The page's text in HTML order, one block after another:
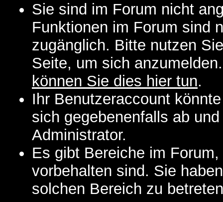
Sie sind im Forum nicht
Funktionen im Forum sind
zugänglich. Bitte nutzen
Seite, um sich
können Sie dies hier tun.
Ihr Benutzeraccount
sich gegebenenfalls ab
Administrator.
Es gibt Bereiche im
vorbehalten sind. Sie
solchen Bereich zu